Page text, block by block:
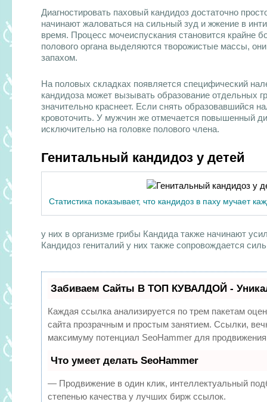
Диагностировать паховый кандидоз достаточно
начинают жаловаться на сильный зуд и жжение в
время. Процесс мочеиспускания становится
полового органа выделяются творожистые массы,
запахом.
На половых складках появляется специфический
кандидоза может вызывать образование отдельных
значительно краснеет. Если снять образовавшийся
кровоточить. У мужчин же отмечается повышенный
исключительно на головке полового члена.
Генитальный кандидоз у детей
Статистика показывает, что кандидоз в паху мучает
у них в организме грибы Кандида также начинают
Кандидоз гениталий у них также сопровождается
Забиваем Сайты В ТОП КУВАЛДОЙ -
Каждая ссылка анализируется по трем пакетам
сайта прозрачным и простым занятием. Ссылки,
максимуму потенциал SeoHammer для
Что умеет делать SeoHammer
— Продвижение в один клик, интеллектуальный
степенью качества у лучших бирж ссылок.